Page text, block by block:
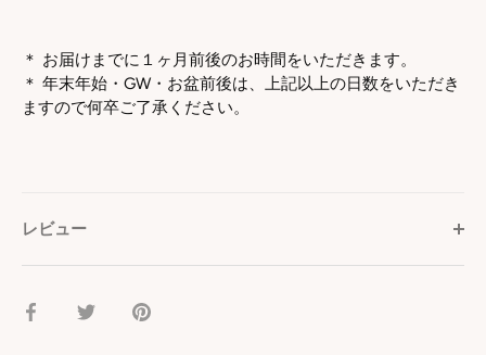
＊ お届けまでに１ヶ月前後のお時間をいただきます。
＊ 年末年始・GW・お盆前後は、上記以上の日数をいただき
ますので何卒ご了承ください。
レビュー
facebookTwitterpinterest